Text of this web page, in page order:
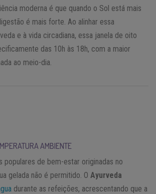
moderna é que quando o Sol está mais
é mais forte. Ao alinhar essa
e à vida circadiana, essa janela de oito
das 10h às 18h, com a maior
ao meio-dia.
AMBIENTE
populares de bem-estar originadas no
gelada não é permitido. O Ayurveda
durante as refeições, acrescentando que a